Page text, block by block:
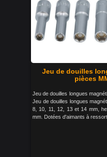
Jeu de douilles
pièces
Jeu de douilles longues
Jeu de douilles longues
8, 10, 11, 12, 13 et 14 mm,
mm. Dotées d'aimants à